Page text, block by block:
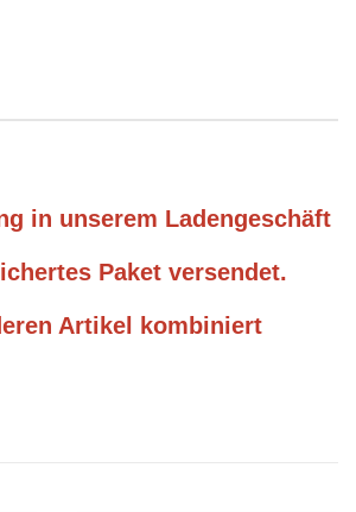
in unserem Ladengeschäft
Paket versendet.
Artikel kombiniert